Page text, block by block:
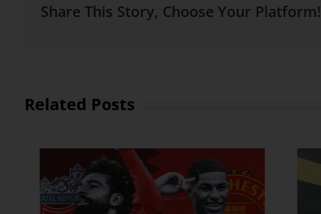
Share This Story, Choose Your Platform!
Related Posts